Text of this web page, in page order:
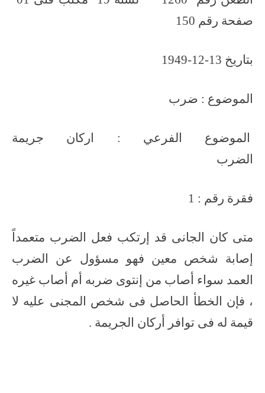
صفحة رقم 150
بتاريخ 13-12-1949
الموضوع : ضرب
الموضوع الفرعي : اركان جريمة
الضرب
فقرة رقم : 1
متى كان الجانى قد إرتكب فعل الضرب متعمداً
إصابة شخص معين فهو مسؤول عن الضرب
العمد سواء أصاب من إنتوى ضربه أم أصاب غيره
، فإن الخطأ الحاصل فى شخص المجنى عليه لا
قيمة له فى توافر أركان الجريمة .